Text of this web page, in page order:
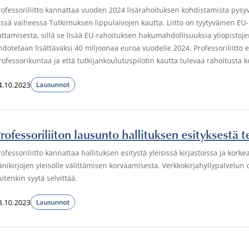
kannattaa vuoden 2024 lisärahoituksen kohdistamista
vaiheessa Tutkimuksen lippulaivojen kautta. Liitto on tyytyväinen
sillä se lisää EU-rahoituksen hakumahdollisuuksia
lisättäväksi 40 miljoonaa euroa vuodelle 2024. Professoriliitto
ja että tutkijankoulutuspilotin kautta tulevaa rahoitusta
Lausunnot
lausunto hallituksen esityksestä
kannattaa hallituksen esitystä yleisissä kirjastoissa ja
yleisölle välittämisen korvaamisesta.
syytä selvittää.
Lausunnot